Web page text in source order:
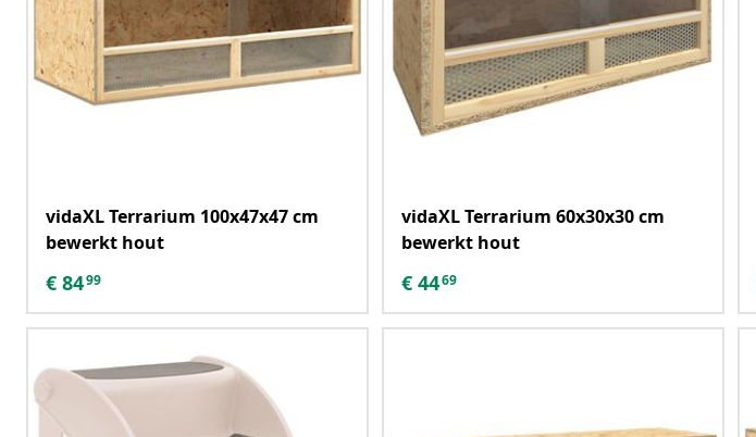
vidaXL Terrarium 100x47x47 cm
bewerkt hout
€ 8499
vidaXL Terrarium 60x30x30 cm
bewerkt hout
€ 4469